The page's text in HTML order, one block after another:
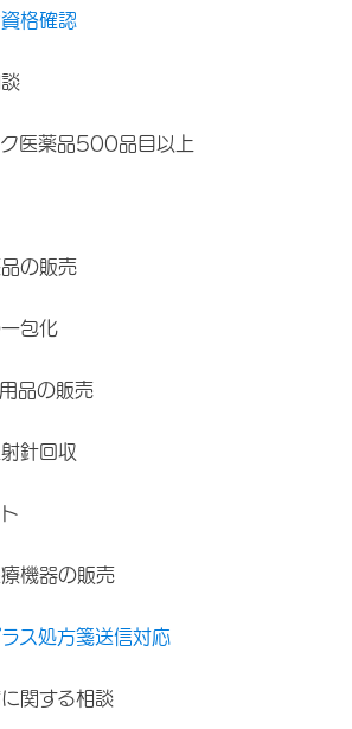
格確認
医薬品500品目以上
の販売
包化
品の販売
針回収
機器の販売
ス処方箋送信対応
関する相談